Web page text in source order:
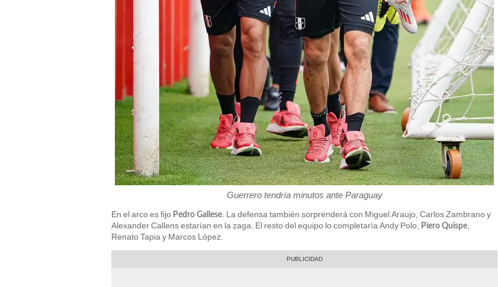
Guerrero tendría minutos ante Paraguay
En el arco es fijo Pedro Gallese. La defensa también sorprenderá con Miguel Araujo, Carlos Zambrano y
Alexander Callens estarían en la zaga. El resto del equipo lo completaría Andy Polo, Piero Quispe,
Renato Tapia y Marcos López.